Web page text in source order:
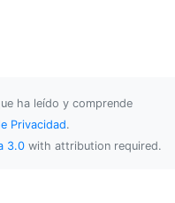
ha leído y comprende
Privacidad.
3.0 with attribution required.